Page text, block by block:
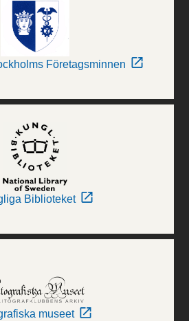
Företagsminnen
Biblioteket
museet